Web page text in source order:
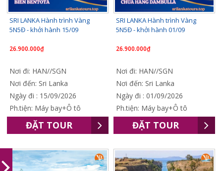
SRI LANKA Hành trình Vàng
5N5Đ - khởi hành 15/09
26.900.000₫
Nơi đi: HAN//SGN
Nơi đến: Sri Lanka
Ngày đi : 15/09/2026
Ph.tiện: Máy bay+Ô tô
ĐẶT TOUR
SRI LANKA Hành trình Vàng
5N5Đ - khởi hành 01/09
26.900.000₫
Nơi đi: HAN//SGN
Nơi đến: Sri Lanka
Ngày đi : 01/09/2026
Ph.tiện: Máy bay+Ô tô
ĐẶT TOUR